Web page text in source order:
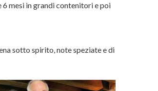
mesi in grandi contenitori e poi
sotto spirito, note speziate e di